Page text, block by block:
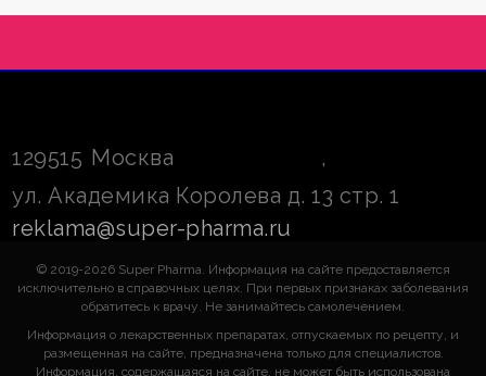
129515 Москва
,
ул. Академика Королева д. 13 стр. 1
reklama@super-pharma.ru
© 2019-2026 Super Pharma. Информация на сайте предоставляется
исключительно в справочных целях. При первых признаках заболевания
обратитесь к врачу. Не занимайтесь самолечением.
Информация о лекарственных препаратах, отпускаемых по рецепту, и
размещенная на сайте, предназначена только для специалистов.
Информация, содержащаяся на сайте, не может быть использована